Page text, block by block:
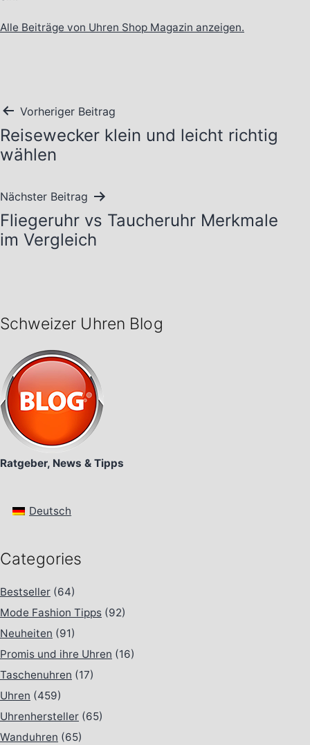
Alle Beiträge von Uhren Shop Magazin anzeigen.
Beitragsnavigation
Vorheriger Beitrag
Reisewecker klein und leicht richtig
wählen
Nächster Beitrag
Fliegeruhr vs Taucheruhr Merkmale
im Vergleich
Schweizer Uhren Blog
Ratgeber, News & Tipps
Deutsch
Categories
Bestseller (64)
Mode Fashion Tipps (92)
Neuheiten (91)
Promis und ihre Uhren (16)
Taschenuhren (17)
Uhren (459)
Uhrenhersteller (65)
Wanduhren (65)